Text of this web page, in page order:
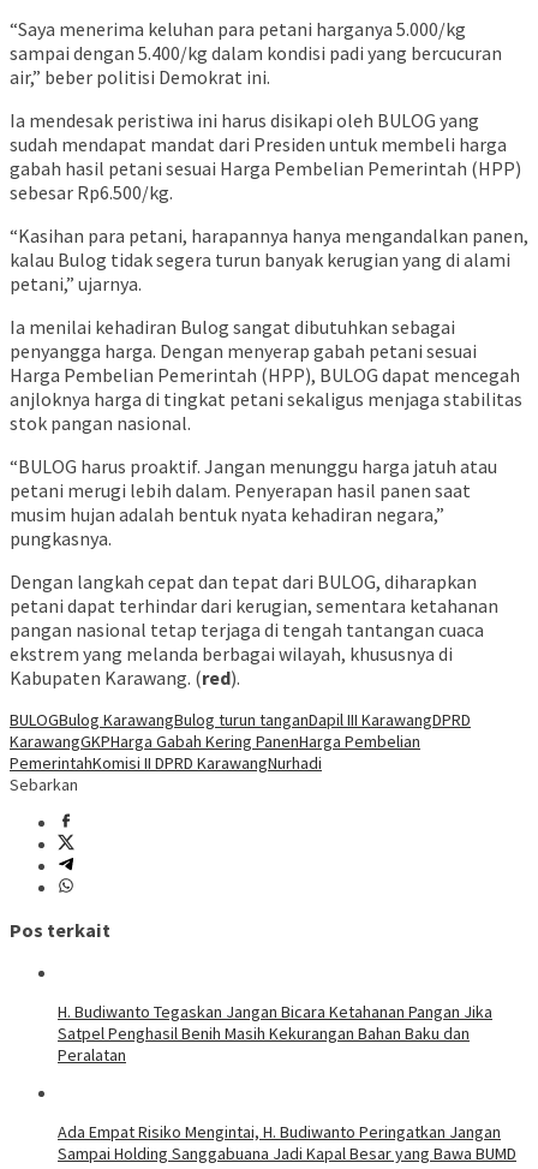
“Saya menerima keluhan para petani harganya 5.000/kg
sampai dengan 5.400/kg dalam kondisi padi yang bercucuran
air,” beber politisi Demokrat ini.
Ia mendesak peristiwa ini harus disikapi oleh BULOG yang
sudah mendapat mandat dari Presiden untuk membeli harga
gabah hasil petani sesuai Harga Pembelian Pemerintah (HPP)
sebesar Rp6.500/kg.
“Kasihan para petani, harapannya hanya mengandalkan panen,
kalau Bulog tidak segera turun banyak kerugian yang di alami
petani,” ujarnya.
Ia menilai kehadiran Bulog sangat dibutuhkan sebagai
penyangga harga. Dengan menyerap gabah petani sesuai
Harga Pembelian Pemerintah (HPP), BULOG dapat mencegah
anjloknya harga di tingkat petani sekaligus menjaga stabilitas
stok pangan nasional.
“BULOG harus proaktif. Jangan menunggu harga jatuh atau
petani merugi lebih dalam. Penyerapan hasil panen saat
musim hujan adalah bentuk nyata kehadiran negara,”
pungkasnya.
Dengan langkah cepat dan tepat dari BULOG, diharapkan
petani dapat terhindar dari kerugian, sementara ketahanan
pangan nasional tetap terjaga di tengah tantangan cuaca
ekstrem yang melanda berbagai wilayah, khususnya di
Kabupaten Karawang. (red).
BULOGBulog KarawangBulog turun tanganDapil III KarawangDPRD
KarawangGKPHarga Gabah Kering PanenHarga Pembelian
PemerintahKomisi II DPRD KarawangNurhadi
Sebarkan
Pos terkait
H. Budiwanto Tegaskan Jangan Bicara Ketahanan Pangan Jika
Satpel Penghasil Benih Masih Kekurangan Bahan Baku dan
Peralatan
Ada Empat Risiko Mengintai, H. Budiwanto Peringatkan Jangan
Sampai Holding Sanggabuana Jadi Kapal Besar yang Bawa BUMD